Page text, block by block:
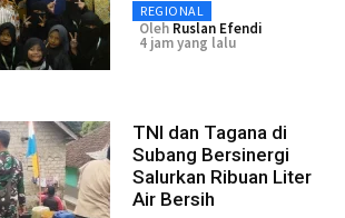
REGIONAL
Oleh Ruslan Efendi
4 jam yang lalu
TNI dan Tagana di
Subang Bersinergi
Salurkan Ribuan Liter
Air Bersih